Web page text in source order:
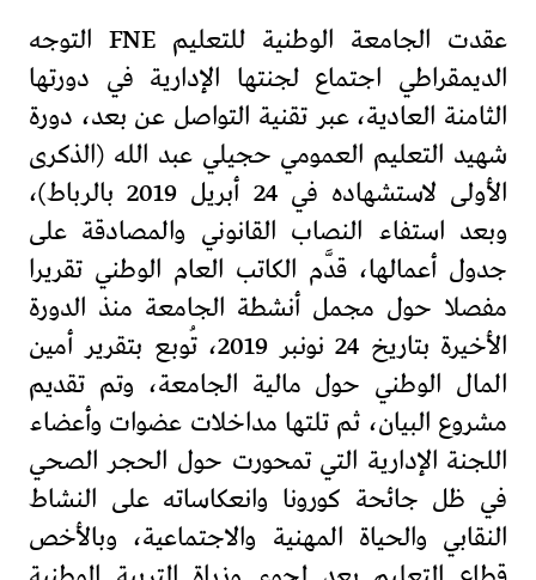
عقدت الجامعة الوطنية للتعليم FNE التوجه
الديمقراطي اجتماع لجنتها الإدارية في دورتها
الثامنة العادية، عبر تقنية التواصل عن بعد، دورة
شهيد التعليم العمومي حجيلي عبد الله (الذكرى
الأولى لاستشهاده في 24 أبريل 2019 بالرباط)،
وبعد استفاء النصاب القانوني والمصادقة على
جدول أعمالها، قدَّم الكاتب العام الوطني تقريرا
مفصلا حول مجمل أنشطة الجامعة منذ الدورة
الأخيرة بتاريخ 24 نونبر 2019، تُوبع بتقرير أمين
المال الوطني حول مالية الجامعة، وتم تقديم
مشروع البيان، ثم تلتها مداخلات عضوات وأعضاء
اللجنة الإدارية التي تمحورت حول الحجر الصحي
في ظل جائحة كورونا وانعكاساته على النشاط
النقابي والحياة المهنية والاجتماعية، وبالأخص